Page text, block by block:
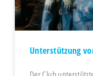
Unterstützung